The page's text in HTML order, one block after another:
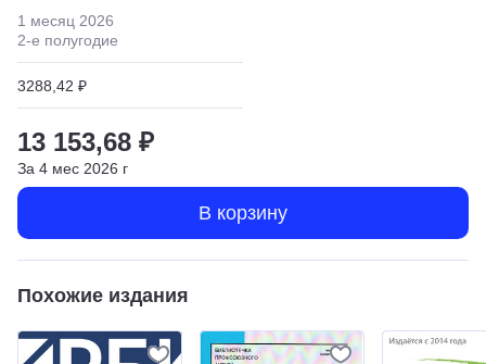
1 месяц 2026
2-е полугодие
3288,42 ₽
13 153,68 ₽
За 4 мес 2026 г
В корзину
Похожие издания